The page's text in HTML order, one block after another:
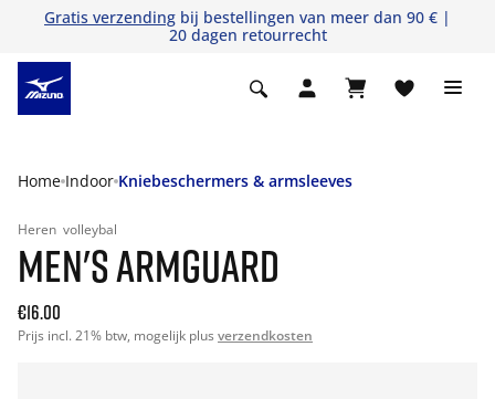
Gratis verzending bij bestellingen van meer dan 90 € |
20 dagen retourrecht
Home Indoor Kniebeschermers & armsleeves
Heren volleybal
MEN'S ARMGUARD
€16.00
Prijs incl. 21% btw, mogelijk plus verzendkosten